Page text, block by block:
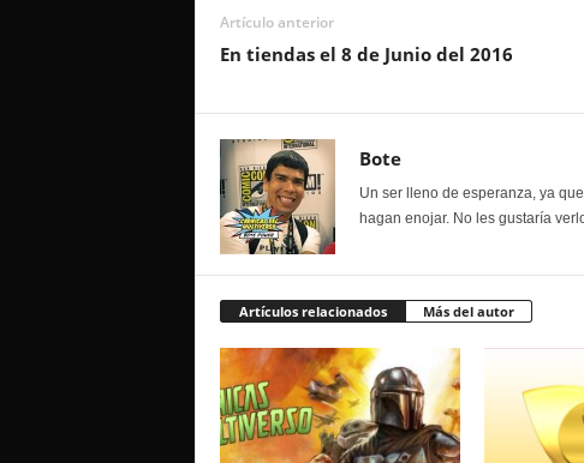
Artículo anterior
En tiendas el 8 de Junio del 2016
Bote
Un ser lleno de esperanza, ya
hagan enojar. No les gustaría
Artículos relacionados Más del autor